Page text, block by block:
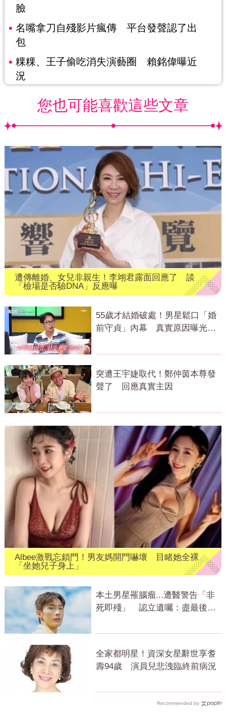
臉
名嘴拿刀自殘影片瘋傳 平台發聲認了出
包
粿粿、王子偷吃消失演藝圈 賴銘偉曝近
況
您也可能喜歡這些文章
遭傳離婚、女兒非親生！李翊君露面回應了 談
「檢場是否驗DNA」反應曝
55歲才結婚破處！男星鬆口「婚
前守貞」內幕 真實原因曝光全
突遭王宇婕取代！鄭仲茵本尊發
聲了 回應真實主因
Albee激戰忘鎖門！男友媽開門嚇壞 目睹她全裸
「坐她兒子身上」
本土男星罹腦瘤...遭醫警告「非
死即殘」 認立遺囑：盡最後心
全家都明星！資深女星辭世享耆
壽94歲 演員兒悲洩臨終前病況
Recommended by